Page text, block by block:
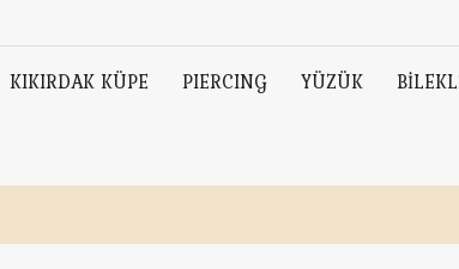
KIKIRDAK KÜPE PIERCING YÜZÜK